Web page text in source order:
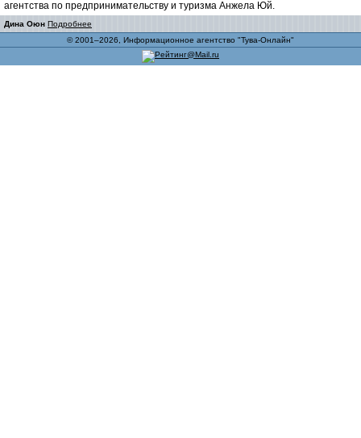
агентства по предпринимательству и туризма Анжела Юй.
Дина Оюн Подробнее
© 2001–2026, Информационное агентство "Тува-Онлайн"